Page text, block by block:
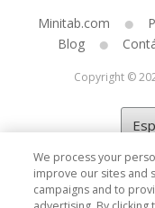
Minitab.com
Blog
Copyright ©
We process your
improve our sites and
campaigns and to